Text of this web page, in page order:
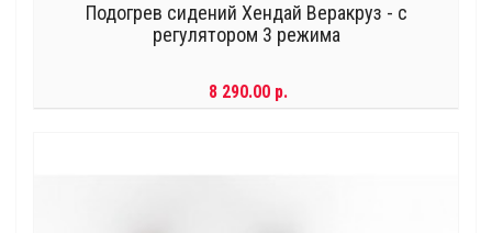
Подогрев сидений Хендай Веракруз - с
регулятором 3 режима
8 290.00 р.